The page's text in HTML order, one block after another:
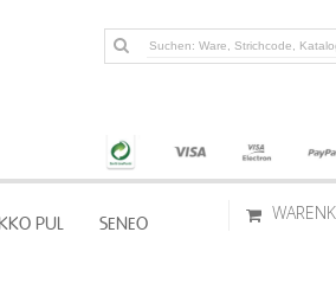
PUL SENEO